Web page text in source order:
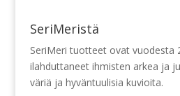
SeriMeristä
SeriMeri tuotteet ovat vuodesta
ilahduttaneet ihmisten arkea ja
väriä ja hyväntuulisia kuvioita.